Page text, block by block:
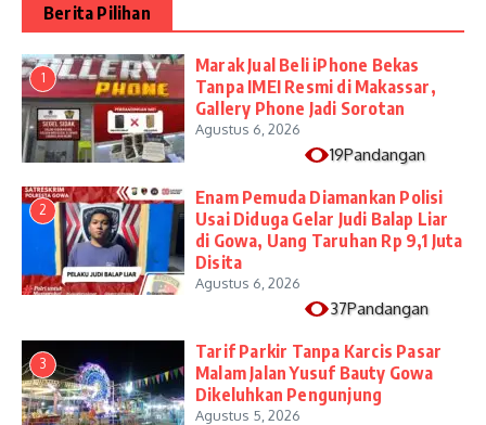
Berita Pilihan
1
​Marak Jual Beli iPhone Bekas
Tanpa IMEI Resmi di Makassar,
Gallery Phone Jadi Sorotan
Agustus 6, 2026
19Pandangan
2
Enam Pemuda Diamankan Polisi
Usai Diduga Gelar Judi Balap Liar
di Gowa, Uang Taruhan Rp 9,1 Juta
Disita
Agustus 6, 2026
37Pandangan
3
Tarif Parkir Tanpa Karcis Pasar
Malam Jalan Yusuf Bauty Gowa
Dikeluhkan Pengunjung
Agustus 5, 2026